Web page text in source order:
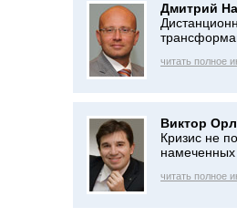
Дмитрий
читать полное
Виктор
Кризис не
читать полное